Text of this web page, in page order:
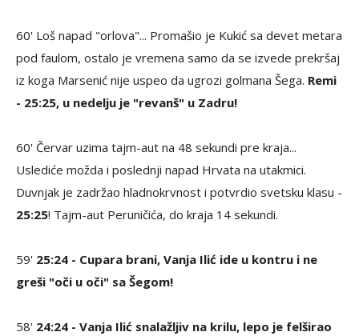
60' Loš napad "orlova"... Promašio je Kukić sa devet metara
pod faulom, ostalo je vremena samo da se izvede prekršaj
iz koga Marsenić nije uspeo da ugrozi golmana Šega. Remi
- 25:25, u nedelju je "revanš" u Zadru!
60' Červar uzima tajm-aut na 48 sekundi pre kraja...
Uslediće možda i poslednji napad Hrvata na utakmici.
Duvnjak je zadržao hladnokrvnost i potvrdio svetsku klasu -
25:25! Tajm-aut Peruničića, do kraja 14 sekundi.
59' 25:24 - Cupara brani, Vanja Ilić ide u kontru i ne
greši "oči u oči" sa Šegom!
58' 24:24 - Vanja Ilić snalažljiv na krilu, lepo je felširao